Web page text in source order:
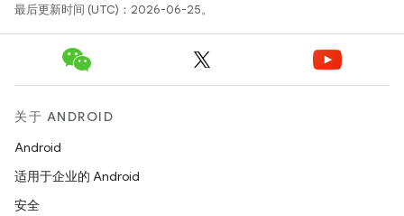
最后更新时间 (UTC)：2026-06-25。
关于 ANDROID
Android
适用于企业的 Android
安全